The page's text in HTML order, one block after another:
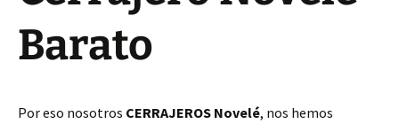
Barato
Por eso nosotros CERRAJEROS Novelé, nos hemos